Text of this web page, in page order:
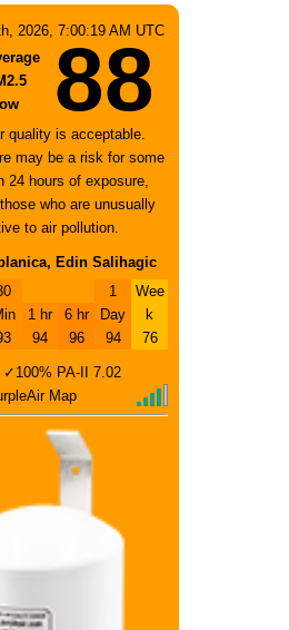
2026, 7:00:19 AM UTC
88
quality is acceptable.
may be a risk for some
24 hours of exposure,
who are unusually
to air pollution.
Edin Salihagic
1 hr
94
6 hr
96
1
Day
94
Wee
k
76
✓100% PA-II
7.02
Map